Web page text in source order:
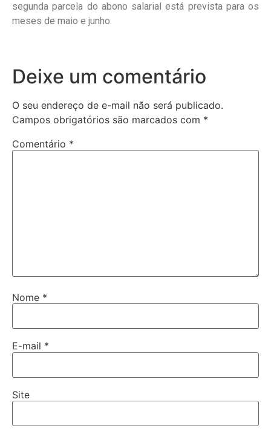
segunda parcela do abono salarial está prevista para os
meses de maio e junho.
Deixe um comentário
O seu endereço de e-mail não será publicado.
Campos obrigatórios são marcados com *
Comentário *
Nome *
E-mail *
Site